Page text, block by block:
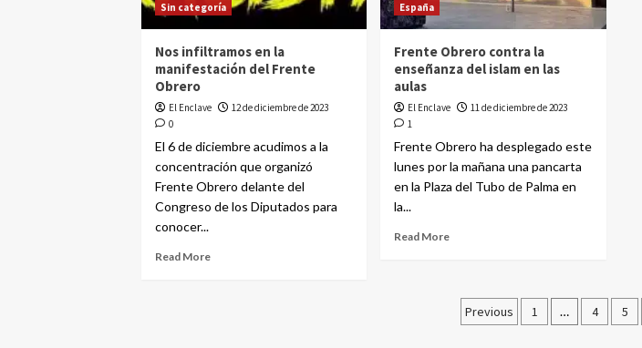
Sin categoría
Nos infiltramos en la
manifestación del Frente
Obrero
El Enclave
12 de diciembre de 2023
0
El 6 de diciembre acudimos a la
concentración que organizó
Frente Obrero delante del
Congreso de los Diputados para
conocer...
Read More
España
Frente Obrero contra la
enseñanza del islam en las
aulas
El Enclave
11 de diciembre de 2023
1
Frente Obrero ha desplegado este
lunes por la mañana una pancarta
en la Plaza del Tubo de Palma en
la...
Read More
Previous 1 … 4 5